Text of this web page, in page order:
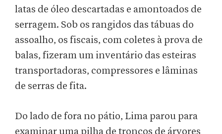
latas de óleo descartadas e amontoados de
serragem. Sob os rangidos das tábuas do
assoalho, os fiscais, com coletes à prova de
balas, fizeram um inventário das esteiras
transportadoras, compressores e lâminas
de serras de fita.
Do lado de fora no pátio, Lima parou para
examinar uma pilha de troncos de árvores